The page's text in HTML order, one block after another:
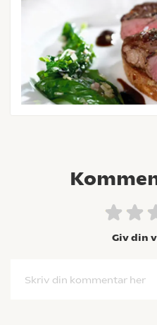
Giv din
Skriv din kommentar her